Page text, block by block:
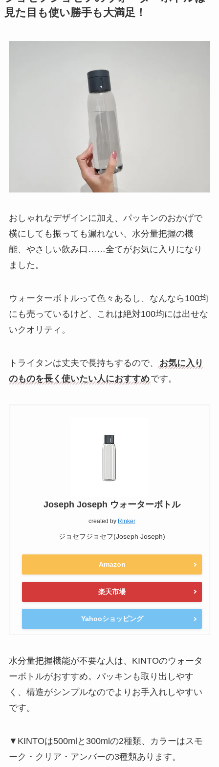
見た目も使い勝手も大満足！
おしゃれなデザインに加え、パッキンのおかげで
横にしても振っても漏れない、水分量把握の機
能、やさしい飲み口……全てがお気に入りになり
ました。
ウォーターボトルって色々あるし、なんなら100均
にも売っているけど、これは絶対100均には出せな
いクオリティ。
トライタンは丈夫で長持ちするので、
お気に入り
のものを長く使いたい人におすすめです。
Joseph Joseph ウォーターボトル
created by Rinker
ジョセフジョセフ(Joseph Joseph)
Amazon
楽天市場
Yahooショッピング
水分量把握機能が不要な人は、KINTOのウォータ
ーボトルがおすすめ。パッキンも取り出しやす
く、構造がシンプルなのでよりお手入れしやすい
です。
▼KINTOは500mlと300mlの2種類、カラーはスモ
ーク・クリア・アンバーの3種類あります。